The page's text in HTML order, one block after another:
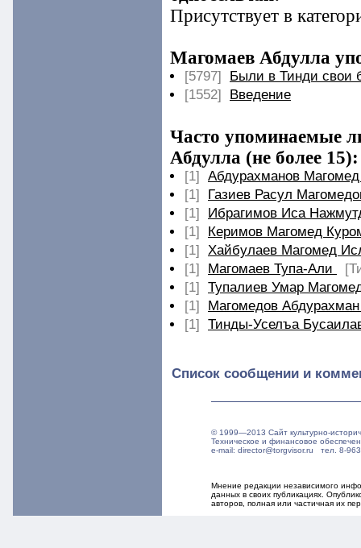
Присутствует в
Магомаев Абдулла
[5797]
Были в Тинди свои
[1552]
Введение
Часто упоминаемые
Абдулла (не более 15):
[1] Абдурахманов
[1]
Газиев Расул
[1]
Ибрагимов Иса
[1]
Керимов Магомед
[1] Хайбулаев Магомед
[1]
Магомаев Тупа-Али
[1] Тупалиев Умар
[1]
Магомедов
[1] Тинды-Уселъа
Список сообщении и
© 1999—2013 Сайт культурно-
Техническое и финансовое
e-mail: director@torgvisor.ru тел. 8-
Мнение редакции независимого
данных в своих публикациях.
авторов, полная или частичная их